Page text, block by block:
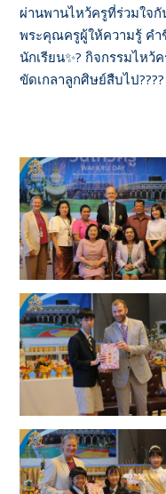
ผ่านพานไหว้ครูที่ร่วมใจ
พระคุณครูผู้ให้ความรู้ คำ
นักเรียน✨? กิจกรรมไห
ขัดเกลาลูกศิษย์สืบไป